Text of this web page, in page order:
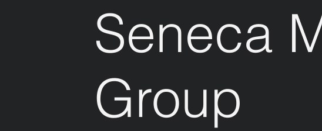
Seneca
Group